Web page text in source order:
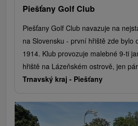
Piešťany Golf Club
Piešťany Golf Club navazuje na
na Slovensku - první hřiště zde bylo
1914. Klub provozuje malebné 9-ti
hřiště na Lázeňském ostrově, jen
Trnavský kraj - Piešťany